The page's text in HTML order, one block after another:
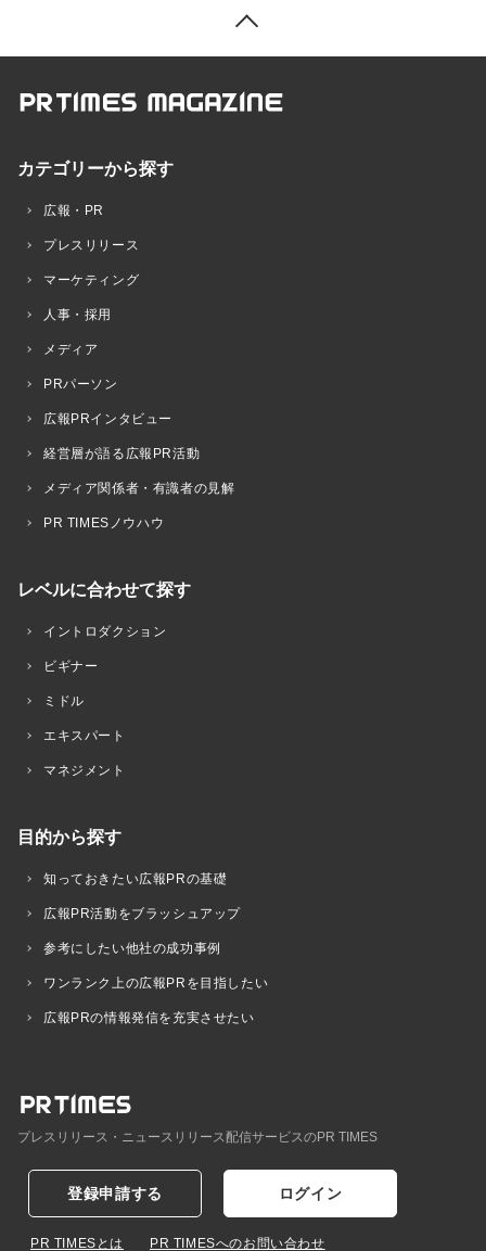
カテゴリーから探す
広報・PR
プレスリリース
マーケティング
人事・採用
メディア
PRパーソン
広報PRインタビュー
経営層が語る広報PR活動
メディア関係者・有識者の見解
PR TIMESノウハウ
レベルに合わせて探す
イントロダクション
ビギナー
ミドル
エキスパート
マネジメント
目的から探す
知っておきたい広報PRの基礎
広報PR活動をブラッシュアップ
参考にしたい他社の成功事例
ワンランク上の広報PRを目指したい
広報PRの情報発信を充実させたい
プレスリリース・ニュースリリース配信サービスのPR TIMES
登録申請する ログイン
PR TIMESとは PR TIMESへのお問い合わせ